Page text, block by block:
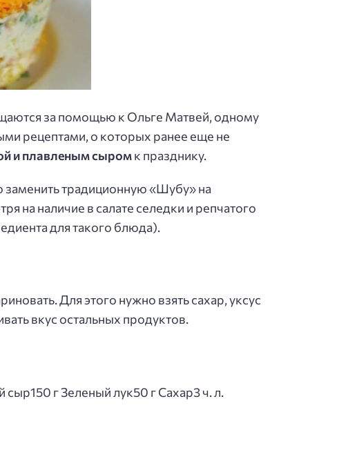
за помощью к Ольге Матвей, одному
рецептами, о которых ранее еще не
и плавленым сыромк празднику.
заменить традиционную «Шубу» на
на наличие в салате селедки и репчатого
для такого блюда).
Для этого нужно взять сахар, уксус
вкус остальных продуктов.
г Зеленый лук50 г Сахар3 ч. л.